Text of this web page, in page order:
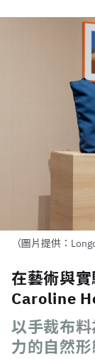
（圖片提供：
在藝術與
Caroline
以手裁布
力的自然